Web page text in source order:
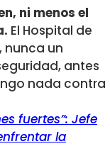
ni menos el
El Hospital de
nunca un
antes
nada contra
fuertes”: Jefe
la